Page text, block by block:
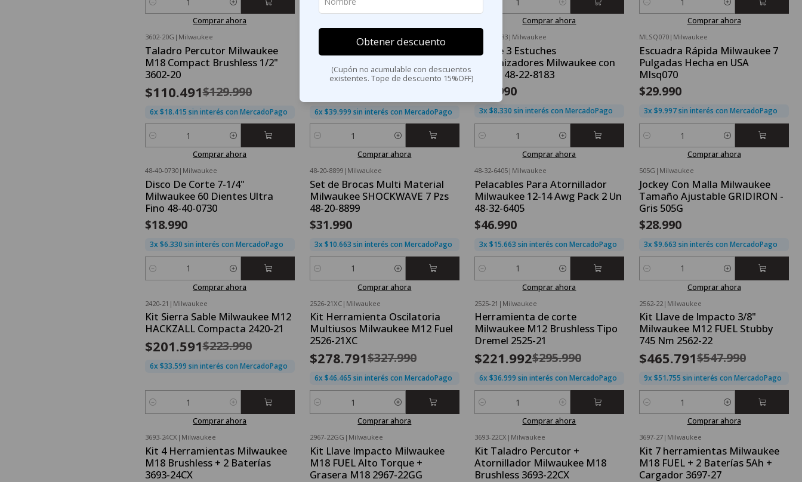
Cantidad
Comprar ahora
Cantidad
Comprar ahora
Cantidad
Comprar ahora
OFERTA FLASH⚡
-15%OFF
Nuevo
3602-20G | Milwaukee
Taladro Percutor Milwaukee
M18 Compact Brushless 1/2"
3602-20
$110.491$129.990
6x $18.415 sin interés con MercadoPago
Cantidad
Comprar ahora
OFERTA FLASH⚡
-20%OFF
Nuevo
Milwaukee
Milwaukee Batería M18 FORGE
1881 Sellada
6x $39.999 sin interés con MercadoPago
Cantidad
Comprar ahora
Nuevo
48-22-8183| Milwaukee
Set de 3 Estuches
Organizadores Milwaukee con
Cierre 48-22-8183
$24.990
3x $8.330 sin interés con MercadoPago
Cantidad
Comprar ahora
Nuevo
MLSQ070| Milwaukee
Escuadra Rápida Milwaukee 7
Pulgadas Hecha en USA
Mlsq070
$29.990
3x $9.997 sin interés con MercadoPago
Cantidad
Comprar ahora
Nuevo
48-40-0730| Milwaukee
Disco De Corte 7-1/4"
Milwaukee 60 Dientes Ultra
Fino 48-40-0730
$18.990
3x $6.330 sin interés con MercadoPago
Cantidad
Comprar ahora
Nuevo
48-20-8899| Milwaukee
Set de Brocas Multi Material
Milwaukee SHOCKWAVE 7 Pzs
48-20-8899
$31.990
3x $10.663 sin interés con MercadoPago
Cantidad
Comprar ahora
Nuevo
48-32-6405| Milwaukee
Pelacables Para Atornillador
Milwaukee 12-14 Awg Pack 2 Un
48-32-6405
$46.990
3x $15.663 sin interés con MercadoPago
Cantidad
Comprar ahora
Nuevo
505G | Milwaukee
Jockey Con Malla Milwaukee
Tamaño Ajustable GRIDIRON -
Gris 505G
$28.990
3x $9.663 sin interés con MercadoPago
Cantidad
Comprar ahora
OFERTA FLASH⚡
-10%OFF
Nuevo
2420-21 | Milwaukee
Kit Sierra Sable Milwaukee M12
HACKZALL Compacta 2420-21
$201.591$223.990
6x $33.599 sin interés con MercadoPago
Cantidad
Comprar ahora
OFERTA FLASH⚡
-15%OFF
Nuevo
2526-21XC| Milwaukee
Kit Herramienta Oscilatoria
Multiusos Milwaukee M12 Fuel
2526-21XC
$278.791$327.990
6x $46.465 sin interés con MercadoPago
Cantidad
Comprar ahora
OFERTA FLASH⚡
-25%OFF
Nuevo
2525-21 | Milwaukee
Herramienta de corte
Milwaukee M12 Brushless Tipo
Dremel 2525-21
$221.992$295.990
6x $36.999 sin interés con MercadoPago
Cantidad
Comprar ahora
OFERTA FLASH⚡
-15%OFF
Nuevo
2562-22| Milwaukee
Kit Llave de Impacto 3/8"
Milwaukee M12 FUEL Stubby
745 Nm 2562-22
$465.791$547.990
9x $51.755 sin interés con MercadoPago
Cantidad
Comprar ahora
OFERTA FLASH⚡
-10% OFF
Nuevo
3693-24CX | Milwaukee
Kit 4 Herramientas Milwaukee
M18 Brushless + 2 Baterías
3693-24CX
OFERTA FLASH⚡
-20%OFF
Nuevo
2967-22GG | Milwaukee
Kit Llave Impacto Milwaukee
M18 FUEL Alto Torque +
Grasera M18 2967-22GG
OFERTA FLASH⚡
-15%OFF
Nuevo
3693-22CX | Milwaukee
Kit Taladro Percutor +
Atornillador Milwaukee M18
Brushless 3693-22CX
OFERTA FLASH⚡
-15%OFF
Nuevo
3697-27| Milwaukee
Kit 7 herramientas Milwaukee
M18 FUEL + 2 Baterías 5Ah +
Cargador 3697-27
Obtener descuento
(Cupón no acumulable con descuentos
existentes. Tope de descuento 15%OFF)